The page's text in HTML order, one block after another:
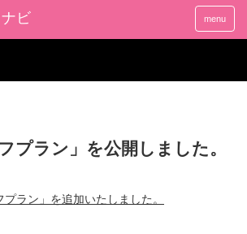
ビ menu
プラン」を公開しました。
ラン」を追加いたしました。